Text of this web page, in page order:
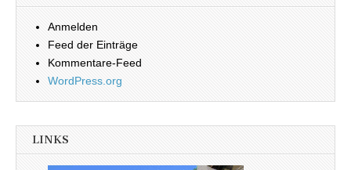
Anmelden
Feed der Einträge
Kommentare-Feed
WordPress.org
LINKS